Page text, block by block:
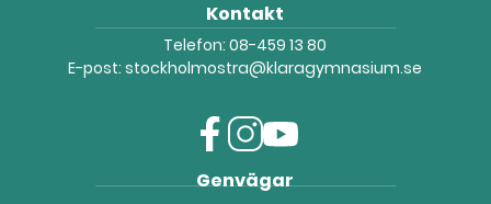
Kontakt
Telefon:08-459 13 80
E-post:stockholmostra@klaragymnasium.se
a
n
o
Genvägar